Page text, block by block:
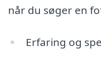
når du søger en
Erfaring og